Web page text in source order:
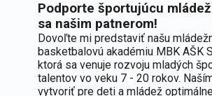
Podporte športujúcu
sa našim patnerom!
Dovoľte mi predstaviť našu
basketbalovú akadémiu MBK AŠK
ktorá sa venuje rozvoju mladých
talentov vo veku 7 - 20 rokov.
vytvoriť pre deti a mládež